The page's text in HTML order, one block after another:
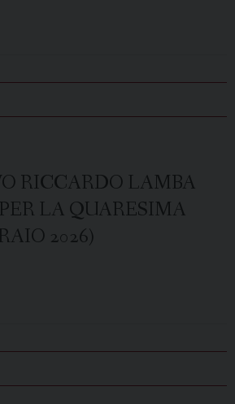
RICCARDO LAMBA
LA QUARESIMA
2026)